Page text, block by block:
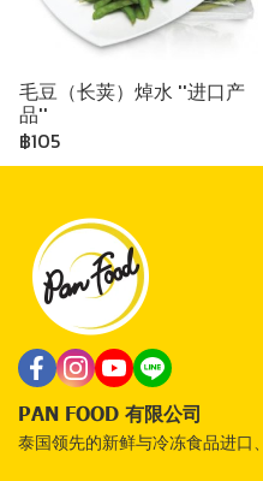
毛豆（长荚）焯水 ''进口产
品''
฿105
PAN FOOD 有限公司
泰国领先的新鲜与冷冻食品进口